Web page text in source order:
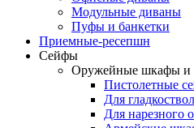
Модульные диваны
Пуфы и банкетки
Приемные-ресепшн
Сейфы
Оружейные шкафы и
Пистолетные
Для
Для нарезного